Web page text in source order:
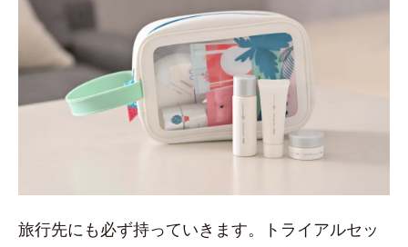
旅行先にも必ず持っていきます。トライアルセッ